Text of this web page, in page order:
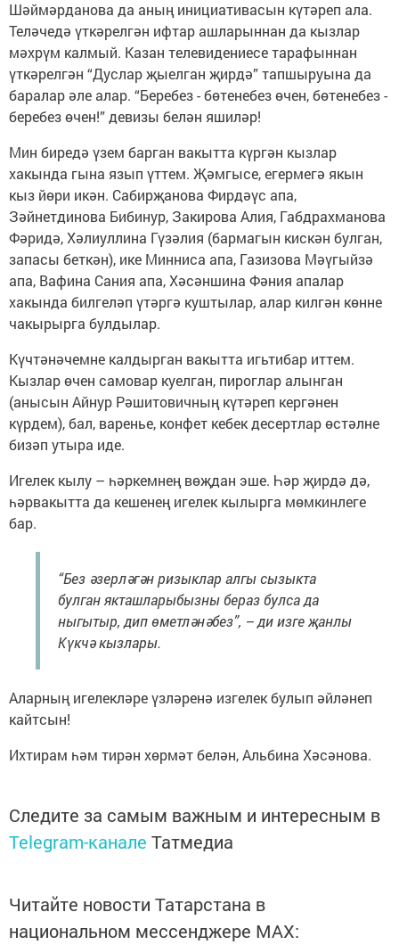
Шәймәрданова да аның инициативасын күтәреп ала.
Теләчедә үткәрелгән ифтар ашларыннан да кызлар
мәхрүм калмый. Казан телевидениесе тарафыннан
үткәрелгән “Дуслар җыелган җирдә” тапшыруына да
баралар әле алар. “Беребез - бөтенебез өчен, бөтенебез -
беребез өчен!” девизы белән яшиләр!
Мин биредә үзем барган вакытта күргән кызлар
хакында гына язып үттем. Җәмгысе, егермегә якын
кыз йөри икән. Сабирҗанова Фирдәүс апа,
Зәйнетдинова Бибинур, Закирова Алия, Габдрахманова
Фәридә, Хәлиуллина Гүзәлия (бармагын кискән булган,
запасы беткән), ике Минниса апа, Газизова Мәүгыйзә
апа, Вафина Сания апа, Хәсәншина Фәния апалар
хакында билгеләп үтәргә куштылар, алар килгән көнне
чакырырга булдылар.
Күчтәнәчемне калдырган вакытта игьтибар иттем.
Кызлар өчен самовар куелган, пироглар алынган
(анысын Айнур Рәшитовичның күтәреп кергәнен
күрдем), бал, варенье, конфет кебек десертлар өстәлне
бизәп утыра иде.
Игелек кылу – һәркемнең вөҗдан эше. Һәр җирдә дә,
һәрвакытта да кешенең игелек кылырга мөмкинлеге
бар.
“Без әзерләгән ризыклар алгы сызыкта
булган якташларыбызны бераз булса да
ныгытыр, дип өметләнәбез”, – ди изге җанлы
Күкчә кызлары.
Аларның игелекләре үзләренә изгелек булып әйләнеп
кайтсын!
Ихтирам һәм тирән хөрмәт белән, Альбина Хәсәнова.
Следите за самым важным и интересным в
Telegram-канале Татмедиа
Читайте новости Татарстана в
национальном мессенджере MАХ: